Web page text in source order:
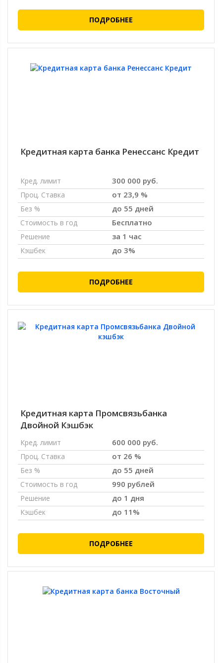
ПОДРОБНЕЕ
Кредитная карта банка Ренессанс Кредит
Кред. лимит 300 000 руб.
Проц. Ставка от 23,9 %
Без % до 55 дней
Стоимость в год Бесплатно
Решение за 1 час
Кэшбек до 3%
ПОДРОБНЕЕ
Кредитная карта Промсвязьбанка
Двойной Кэшбэк
Кред. лимит 600 000 руб.
Проц. Ставка от 26 %
Без % до 55 дней
Стоимость в год 990 рублей
Решение до 1 дня
Кэшбек до 11%
ПОДРОБНЕЕ